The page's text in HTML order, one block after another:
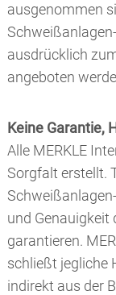
ausgenommen
ausdrücklich
angeboten
Keine Garantie,
Alle MERKLE
Sorgfalt erstellt.
und
garantieren.
schließt jegliche
indirekt aus der